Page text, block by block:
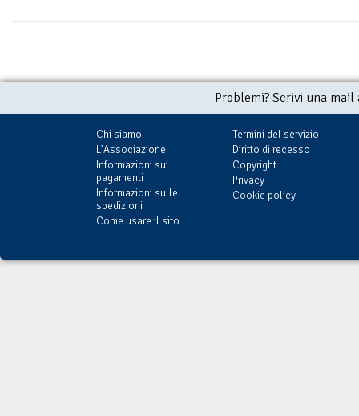
Problemi? Scrivi una
Chi siamo
L'Associazione
Informazioni sui
pagamenti
Informazioni sulle
spedizioni
Come usare il sito
Termini del servizio
Diritto di recesso
Copyright
Privacy
Cookie policy